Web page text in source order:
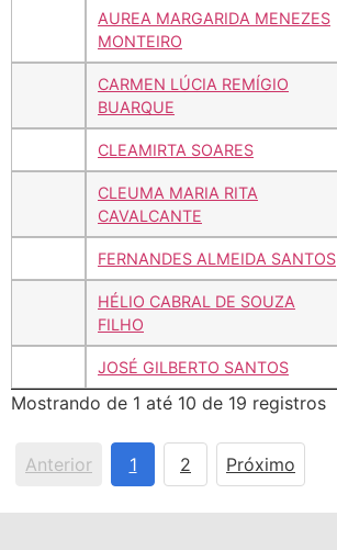
AUREA MARGARIDA MENEZES
MONTEIRO
CARMEN LÚCIA REMÍGIO
BUARQUE
CLEAMIRTA SOARES
CLEUMA MARIA RITA
CAVALCANTE
FERNANDES ALMEIDA SANTOS
HÉLIO CABRAL DE SOUZA
FILHO
JOSÉ GILBERTO SANTOS
Mostrando de 1 até 10 de 19 registros
Anterior 1 2 Próximo